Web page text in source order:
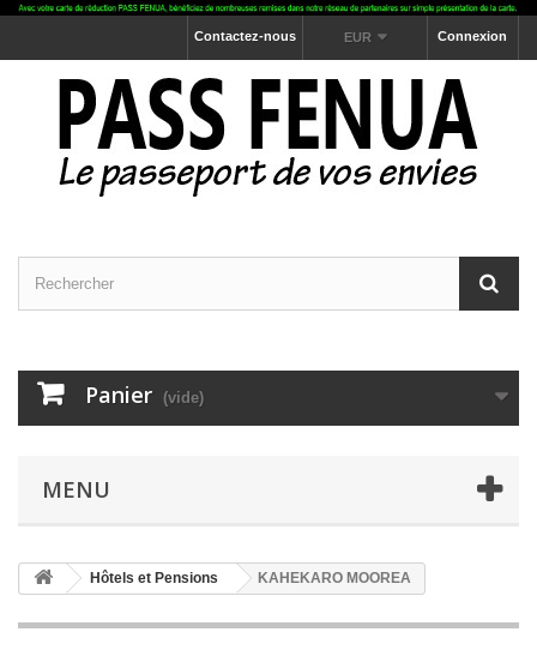
Connexion
EUR
Contactez-nous
Panier (vide)
MENU
Hôtels et Pensions KAHEKARO MOOREA